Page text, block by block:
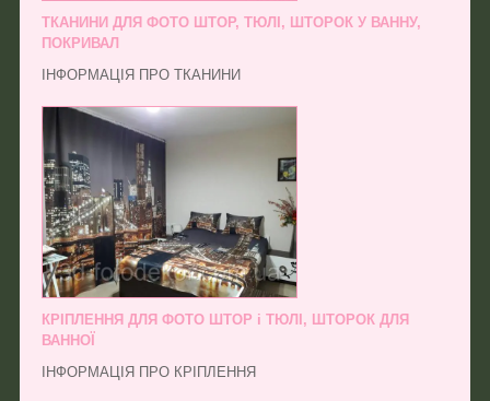
ТКАНИНИ ДЛЯ ФОТО ШТОР, ТЮЛІ, ШТОРОК У ВАННУ,
ПОКРИВАЛ
ІНФОРМАЦІЯ ПРО ТКАНИНИ
КРІПЛЕННЯ ДЛЯ ФОТО ШТОР і ТЮЛІ, ШТОРОК ДЛЯ
ВАННОЇ
ІНФОРМАЦІЯ ПРО КРІПЛЕННЯ